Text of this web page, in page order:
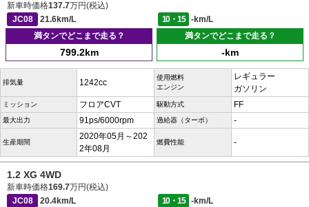
新車時価格137.7万円(税込)
JC08
21.6km/L 10・15
-km/L
満タンでどこまで走る？
799.2km
満タンでどこまで走る？
-km
排気量 1242cc
使用燃料
エンジン
レギュラー
ガソリン
ミッション フロアCVT 駆動方式 FF
最大出力 91ps/6000rpm 過給器（ターボ） -
生産期間
2020年05月～202
2年08月
燃費性能 -
1.2 XG 4WD
新車時価格169.7万円(税込)
JC08
20.4km/L 10・15
-km/L